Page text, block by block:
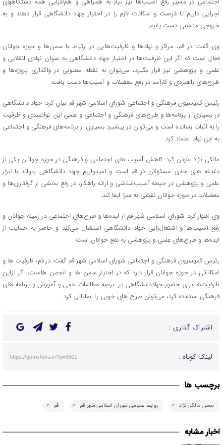
اجرایی داریم تا فرصت و امکانات لازم را در اختیار جهاد دانشگاهی قرار دهند و به
خروجی مناسبی دست یابیم.
وی گفت: در قم، مراکز و نهادها و ظرفیت‌هایی در ارتباط با سمن‌ها و حوزه جوانان
فعال است که اگر این ظرفیت‌ها در اختیار جهاد دانشگاهی به عنوان نهادی انقلابی و
علمی و پژوهشی نیز قرار بگیرد، می‌توان به نقطه مطلوبی در واگذاری پروژه‌ها و
طرح‌های راهبردی و کارآمد در رفع معضلات و آسیب‌ها دست یافت.
رئیس کمیسیون فرهنگی و اجتماعی شورای اسلامی شهر قم بیان کرد: جهاد دانشگاهی
در بسیاری از برنامه‌ها و طرح‌های فرهنگی و اجتماعی و علمی این توانمندی و ظرفیت
را به اثبات رسانده است و می‌توان در پیشبرد بسیاری از برنامه‌های فرهنگی و اجتماعی
به این نهاد اعتماد کرد.
مالکی نژاد عنوان کرد: کاهش آسیب های اجتماعی و فرهنگی در حوزه جوانان یکی از
دغدغه های جدی مسئولان در قم است و امیدواریم جهاد دانشگاهی بتواند با ابزار
علمی و پژوهشی در حیطه آسیب‌شناشی و ارائه راهکار، در رفع بخشی از گرفتاری‌ها و
معضلات در حوزه جوانان نقشی به سزا ایفا کند.
وی اظهار کرد: شورای اسلامی شهر قم از ایده‌ها و طرح‌های اجتماعی در زمینه جوانان و
رفع آسیب‌ها و اشتغال‌زایی جهاد دانشگاهی استقبال می‌کند و حاضر به حمایت از
ایده‌ها و طرح‌های علمی و پژوهشی به نفع جوانان است.
رئیس کمیسیون فرهنگی و اجتماعی شورای اسلامی شهر قم گفت: در قم، ظرفیت ها و
امکاناتی در حوزه جوانان قرار دارد که در اختیار سمن ها و انجمن هاست، اگر ازاین
ظرفیت‌ها برای حضور جهاددانشگاهی در عرصه مطالعات علمی و آموزش و برنامه های
فرهنگی استفاده کرد، می‌توان طرح های خوبی را عملیاتی کرد.
اشتراک گذاری :
لینک کوتاه : https://qomshora.ir/?p=3601
برچسب ها
حسن مالکی نژاد روابط عمومی شورای اسلامی شهر قم قم
اخبار مشابه